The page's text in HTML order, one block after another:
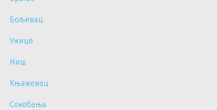
Бољевац
Ужице
Ниш
Књажевац
Сокобања